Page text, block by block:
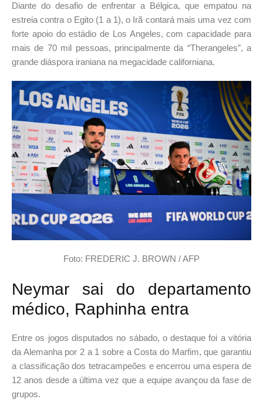
Diante do desafio de enfrentar a Bélgica, que empatou na
estreia contra o Egito (1 a 1), o Irã contará mais uma vez com
forte apoio do estádio de Los Angeles, com capacidade para
mais de 70 mil pessoas, principalmente da “Therangeles”, a
grande diáspora iraniana na megacidade californiana.
Foto: FREDERIC J. BROWN / AFP
Neymar sai do departamento
médico, Raphinha entra
Entre os jogos disputados no sábado, o destaque foi a vitória
da Alemanha por 2 a 1 sobre a Costa do Marfim, que garantiu
a classificação dos tetracampeões e encerrou uma espera de
12 anos desde a última vez que a equipe avançou da fase de
grupos.